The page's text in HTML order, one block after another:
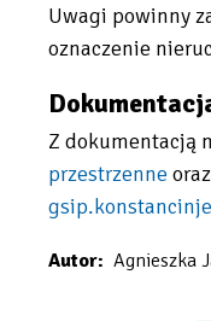
Uwagi powinny
oznaczenie
Z dokumentacją
przestrzenne
Will
in
open
Autor Agnieszka